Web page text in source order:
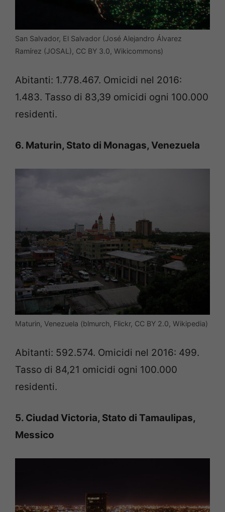
San Salvador, El Salvador (José Alejandro Álvarez
Ramírez (JOSAL), CC BY 3.0, Wikicommons)
Abitanti: 1.778.467. Omicidi nel 2016:
1.483. Tasso di 83,39 omicidi ogni 100.000
residenti.
6. Maturin, Stato di Monagas, Venezuela
Maturin, Venezuela (blmurch, Flickr, CC BY 2.0, Wikipedia)
Abitanti: 592.574. Omicidi nel 2016: 499.
Tasso di 84,21 omicidi ogni 100.000
residenti.
5. Ciudad Victoria, Stato di Tamaulipas,
Messico